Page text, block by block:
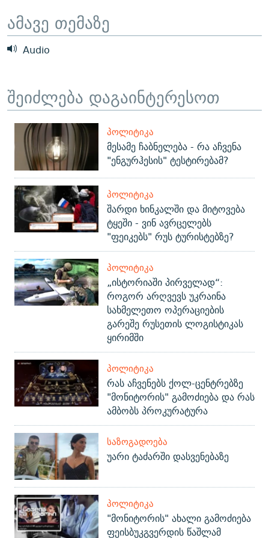
ᲛᲝᲚᲐᲞᲐᲠᲐᲙᲔ ᲢᲔᲥᲡᲢᲔᲑᲘ
ᲨᲘᲜ - ᲣᲪᲮᲝᲔᲗᲨᲘ
ᲚᲘᲢᲔᲠᲐᲢᲣᲠᲣᲚᲘ ᲬᲐᲮᲜᲐᲒᲔᲑᲘ
ᲘᲛᲞᲔᲠᲘᲐ ᲓᲐ ᲠᲐᲓᲘᲝ
ᲩᲔᲛᲘ ᲡᲘᲙᲕᲓᲘᲚᲘᲡ ᲛᲘᲖᲔᲖᲘᲐ COVID-19
11 ᲬᲔᲚᲘ - 11 ᲐᲛᲑᲐᲕᲘ
ᲡᲐᲞᲐᲠᲚᲐᲛᲔᲜᲢᲝ ᲐᲠᲩᲔᲕᲜᲔᲑᲘᲡ ᲘᲡᲢᲝᲠᲘᲐ
5 ᲐᲛᲑᲐᲕᲘ - 20 ᲘᲕᲜᲘᲡᲡ ᲓᲐᲨᲐᲕᲔᲑᲣᲚᲔᲑᲘ
ᲐᲒᲕᲘᲡᲢᲝᲡ ᲝᲛᲘ
ПРИВЕТ ᲙᲣᲚᲢᲣᲠᲐ
რთე/რთ-ის ყველა საიტი
ამავე თემაზე
Audio
შეიძლება დაგაინტერესოთ
ᲞᲝᲚᲘᲢᲘᲙᲐ
მესამე ჩაბნელება - რა აჩვენა
"ენგურჰესის" ტესტირებამ?
ᲞᲝᲚᲘᲢᲘᲙᲐ
შარდი ხინკალში და მიტოვება
ტყეში - ვინ ავრცელებს
"ფეიკებს" რუს ტურისტებზე?
ᲞᲝᲚᲘᲢᲘᲙᲐ
„ისტორიაში პირველად“:
როგორ არღვევს უკრაინა
სახმელეთო ოპერაციების
გარეშე რუსეთის ლოგისტიკას
ყირიმში
ᲞᲝᲚᲘᲢᲘᲙᲐ
რას აჩვენებს ქოლ-ცენტრებზე
"მონიტორის" გამოძიება და რას
ამბობს პროკურატურა
ᲡᲐᲖᲝᲒᲐᲓᲝᲔᲑᲐ
უარი ტაძარში დასვენებაზე
ᲞᲝᲚᲘᲢᲘᲙᲐ
"მონიტორის" ახალი გამოძიება
ფეისბუკგვერდის წაშლამ